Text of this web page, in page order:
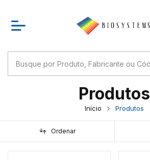
Produtos
Início Produtos
Ordenar